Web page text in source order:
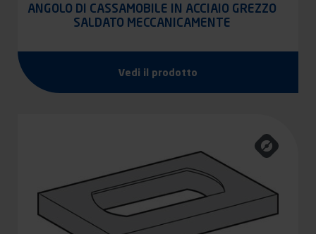
ANGOLO DI CASSAMOBILE IN ACCIAIO GREZZO
SALDATO MECCANICAMENTE
Vedi il prodotto